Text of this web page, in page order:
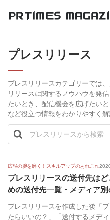
プレスリリース
プレスリリースカテゴリーでは
リリースに関するノウハウを発
たいとき、配信機会を広げたい
など役立つ情報をわかりやすく解
広報の腕を磨く！スキルアップのあれこれ
プレスリリースの送付先は
めの送付先一覧・メディア別
プレスリリースを作成した後「
たらいいの？」「送付するメデ